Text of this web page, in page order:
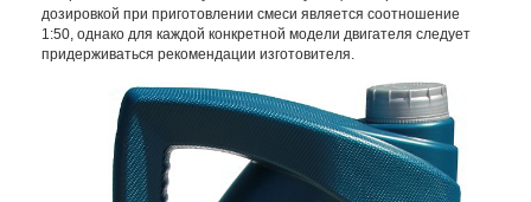
дозировкой при приготовлении смеси является соотношение
1:50, однако для каждой конкретной модели двигателя следует
придерживаться рекомендации изготовителя.